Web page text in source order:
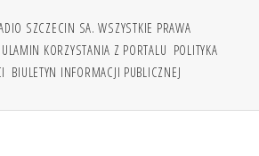
SZCZECIN SA. WSZYSTKIE PRAWA
KORZYSTANIA Z PORTALU POLITYKA
BIULETYN INFORMACJI PUBLICZNEJ